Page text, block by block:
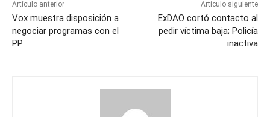
Artículo anterior
Vox muestra disposición a
negociar programas con el
PP
Artículo siguiente
ExDAO cortó contacto al
pedir víctima baja; Policía
inactiva